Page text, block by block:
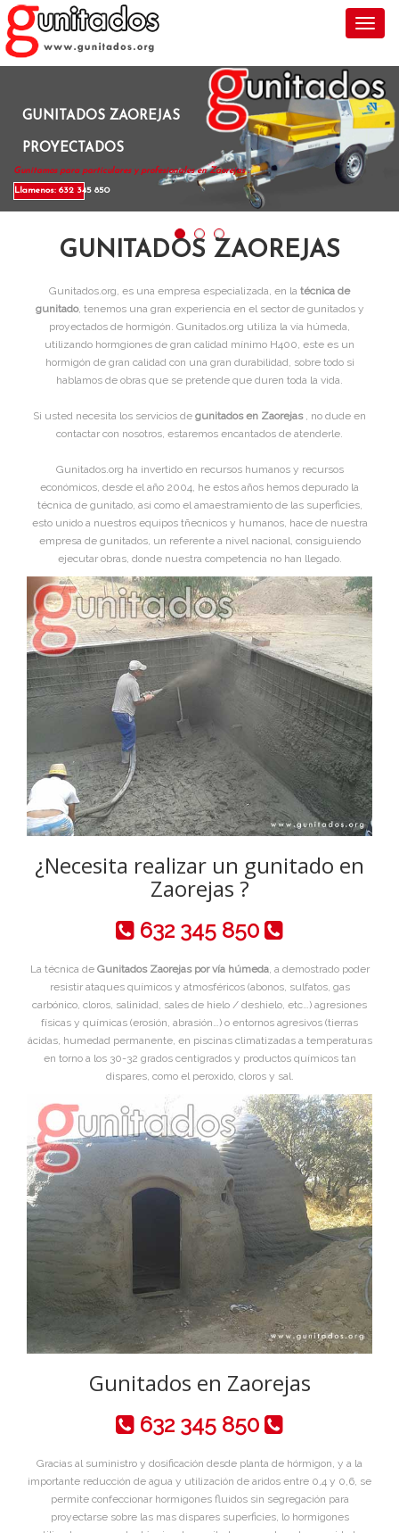
GUNITADOS ZAOREJAS
PROYECTADOS
Gunitamos para particulares y profesionales en Zaorejas .
Llamenos: 632 345 850
GUNITADOS ZAOREJAS
Gunitados.org, es una empresa especializada, en la técnica de
gunitado, tenemos una gran experiencia en el sector de gunitados y
proyectados de hormigón. Gunitados.org utiliza la vía húmeda,
utilizando hormgiones de gran calidad mínimo H400, este es un
hormigón de gran calidad con una gran durabilidad, sobre todo si
hablamos de obras que se pretende que duren toda la vida.
Si usted necesita los servicios de gunitados en Zaorejas , no dude en
contactar con nosotros, estaremos encantados de atenderle.
Gunitados.org ha invertido en recursos humanos y recursos
económicos, desde el año 2004, he estos años hemos depurado la
técnica de gunitado, asi como el amaestramiento de las superficies,
esto unido a nuestros equipos tñecnicos y humanos, hace de nuestra
empresa de gunitados, un referente a nivel nacional, consiguiendo
ejecutar obras, donde nuestra competencia no han llegado.
¿Necesita realizar un gunitado en
Zaorejas ?
632 345 850
La técnica de Gunitados Zaorejas por vía húmeda, a demostrado poder
resistir ataques químicos y atmosféricos (abonos, sulfatos, gas
carbónico, cloros, salinidad, sales de hielo / deshielo, etc…) agresiones
físicas y químicas (erosión, abrasión…) o entornos agresivos (tierras
ácidas, humedad permanente, en piscinas climatizadas a temperaturas
en torno a los 30-32 grados centigrados y productos químicos tan
dispares, como el peroxido, cloros y sal.
Gunitados en Zaorejas
632 345 850
Gracias al suministro y dosificación desde planta de hórmigon, y a la
importante reducción de agua y utilización de aridos entre 0,4 y 0,6, se
permite confeccionar hormigones fluidos sin segregación para
proyectarse sobre las mas dispares superficies, lo hormigones